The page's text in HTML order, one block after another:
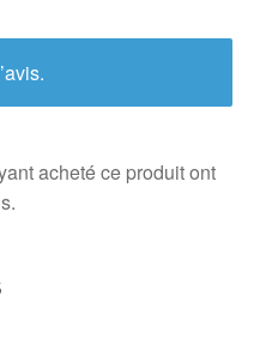
acheté ce produit ont